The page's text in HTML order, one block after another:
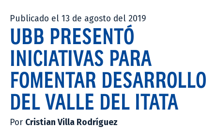
Publicado el 13 de agosto del 2019
UBB PRESENTÓ
INICIATIVAS PARA
FOMENTAR DESARROLLO
DEL VALLE DEL ITATA
Por Cristian Villa Rodríguez